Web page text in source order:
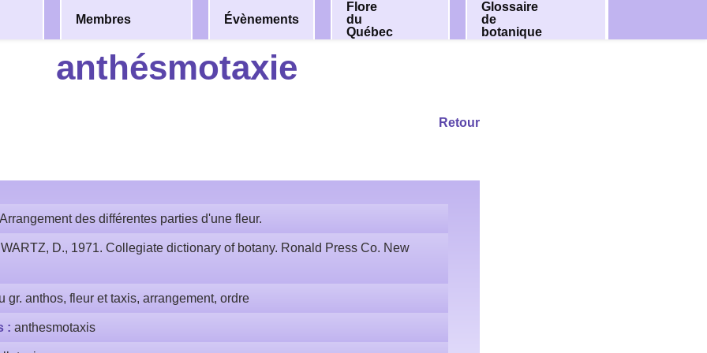
Membres Évènements
Flore
du
Québec
Glossaire
de
botanique
anthésmotaxie
Retour
Arrangement des différentes parties d'une fleur.
D., 1971. Collegiate dictionary of botany. Ronald Press Co. New
gr. anthos, fleur et taxis, arrangement, ordre
: anthesmotaxis